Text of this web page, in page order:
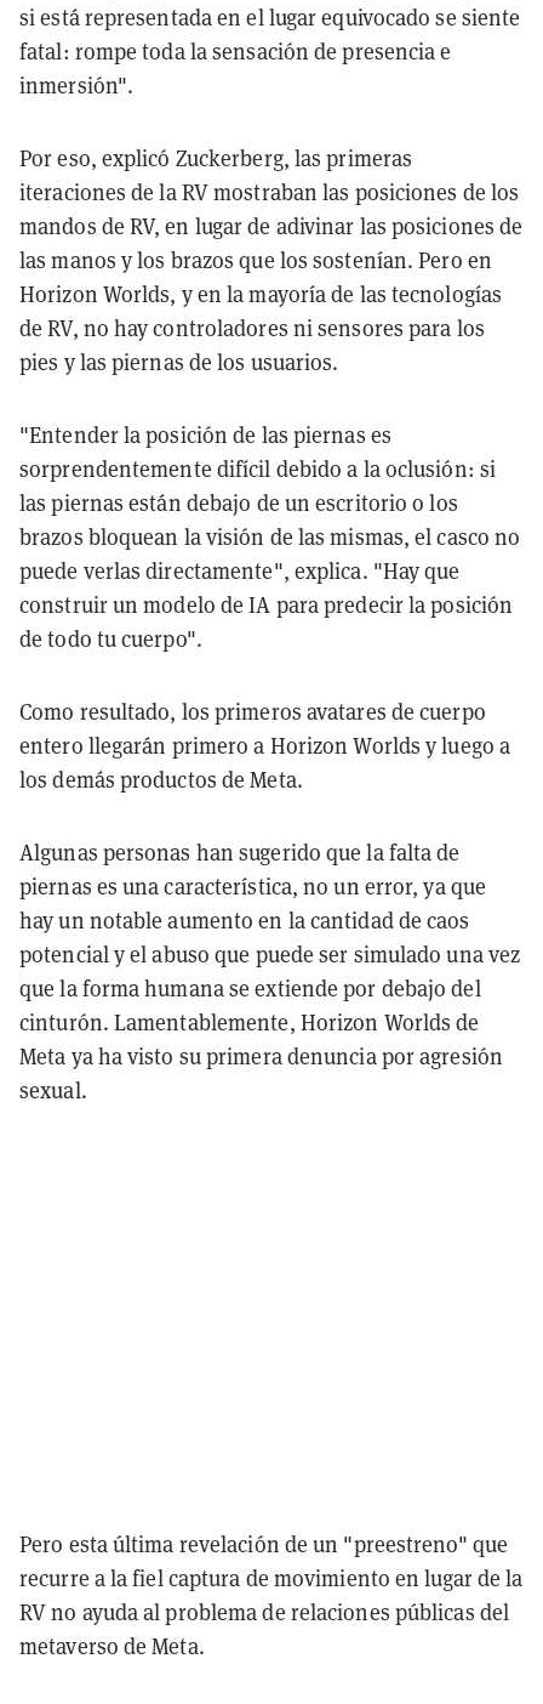
si está representada en el lugar equivocado se siente
fatal: rompe toda la sensación de presencia e
inmersión".
Por eso, explicó Zuckerberg, las primeras
iteraciones de la RV mostraban las posiciones de los
mandos de RV, en lugar de adivinar las posiciones de
las manos y los brazos que los sostenían. Pero en
Horizon Worlds, y en la mayoría de las tecnologías
de RV, no hay controladores ni sensores para los
pies y las piernas de los usuarios.
"Entender la posición de las piernas es
sorprendentemente difícil debido a la oclusión: si
las piernas están debajo de un escritorio o los
brazos bloquean la visión de las mismas, el casco no
puede verlas directamente", explica. "Hay que
construir un modelo de IA para predecir la posición
de todo tu cuerpo".
Como resultado, los primeros avatares de cuerpo
entero llegarán primero a Horizon Worlds y luego a
los demás productos de Meta.
Algunas personas han sugerido que la falta de
piernas es una característica, no un error, ya que
hay un notable aumento en la cantidad de caos
potencial y el abuso que puede ser simulado una vez
que la forma humana se extiende por debajo del
cinturón. Lamentablemente, Horizon Worlds de
Meta ya ha visto su primera denuncia por agresión
sexual.
Pero esta última revelación de un "preestreno" que
recurre a la fiel captura de movimiento en lugar de la
RV no ayuda al problema de relaciones públicas del
metaverso de Meta.